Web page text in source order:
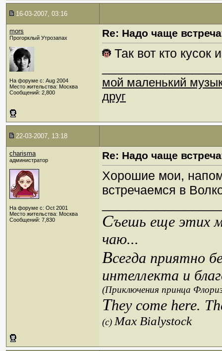
16-03-2007, 03:16
mors
Прогорклый Утрозапах
На форуме с: Aug 2004
Место жительства: Москва
Сообщений: 2,800
Re: Надо чаще
Так вот кто кусок
мой маленький
друг
22-03-2007, 13:18
charisma
администратор
На форуме с: Oct 2001
Место жительства: Москва
Сообщений: 7,830
Re: Надо чаще
Хорошие мои,
встречаемся в
Съешь еще этих
чаю...
Всегда приятно
интеллекта и
(Приключения принца
They come here.
(c)Max Bialystock